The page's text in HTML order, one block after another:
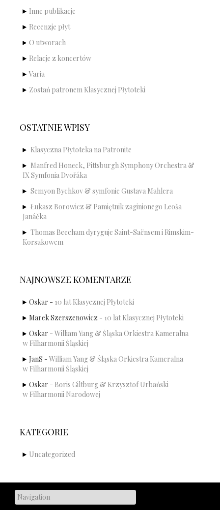
Inne publikacje
Recenzje płyt
O utworach
Relacje z koncertów
Varia
Zostań patronem Klasycznej Płytoteki
OSTATNIE WPISY
Klasyczna Płytoteka na Patronite
Manfred Honeck, Pittsburgh Symphony Orchestra &
IX Symfonia Dvořáka
Semyon Bychkov & symfonie Gustava Mahlera
Łukasz Borowicz & Pamiętnik zaginionego Leoša
Janáčka
Thomas Beecham dyryguje Saint-Saënsem i Rimskim-
Korsakowem
NAJNOWSZE KOMENTARZE
Oskar - 10 lat Klasycznej Płytoteki
Marek Szerszenowicz - 10 lat Klasycznej Płytoteki
Oskar - William Yang & Śląska Orkiestra Kameralna
w Filharmonii Śląskiej
JanS - William Yang & Śląska Orkiestra Kameralna
w Filharmonii Śląskiej
Oskar - Boris Giltburg & Krzysztof Urbański
w Filharmonii Narodowej
KATEGORIE
Uncategorized